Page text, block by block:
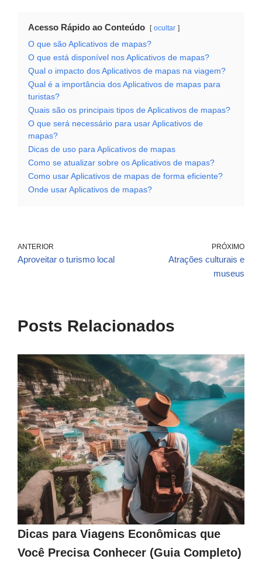
Acesso Rápido ao Conteúdo ocultar
O que são Aplicativos de mapas?
O que está disponível nos Aplicativos de mapas?
Qual o impacto dos Aplicativos de mapas na viagem?
Qual é a importância dos Aplicativos de mapas para
turistas?
Quais são os principais tipos de Aplicativos de mapas?
O que será necessário para usar Aplicativos de
mapas?
Dicas de uso para Aplicativos de mapas
Como se atualizar sobre os Aplicativos de mapas?
Como usar Aplicativos de mapas de forma eficiente?
Onde usar Aplicativos de mapas?
ANTERIOR
Aproveitar o turismo local
PRÓXIMO
Atrações culturais e
museus
Posts Relacionados
Dicas para Viagens Econômicas que
Você Precisa Conhecer (Guia Completo)